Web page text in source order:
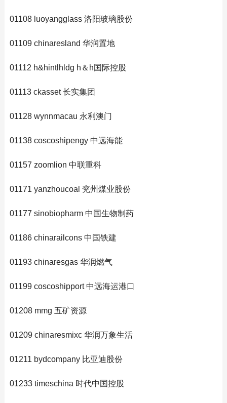
01108 luoyangglass 洛阳玻璃股份
01109 chinaresland 华润置地
01112 h&hintlhldg h＆h国际控股
01113 ckasset 长实集团
01128 wynnmacau 永利澳门
01138 coscoshipengy 中远海能
01157 zoomlion 中联重科
01171 yanzhoucoal 兖州煤业股份
01177 sinobiopharm 中国生物制药
01186 chinarailcons 中国铁建
01193 chinaresgas 华润燃气
01199 coscoshipport 中远海运港口
01208 mmg 五矿资源
01209 chinaresmixc 华润万象生活
01211 bydcompany 比亚迪股份
01233 timeschina 时代中国控股